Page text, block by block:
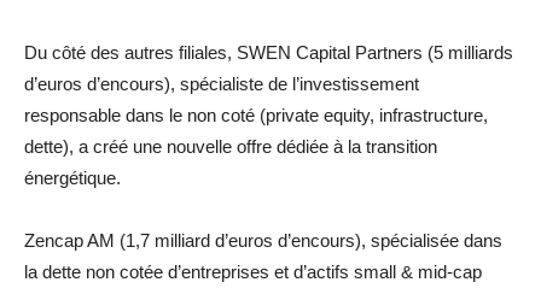
Du côté des autres filiales, SWEN Capital Partners (5 milliards
d’euros d’encours), spécialiste de l’investissement
responsable dans le non coté (private equity, infrastructure,
dette), a créé une nouvelle offre dédiée à la transition
énergétique.
Zencap AM (1,7 milliard d’euros d’encours), spécialisée dans
la dette non cotée d’entreprises et d’actifs small & mid-cap